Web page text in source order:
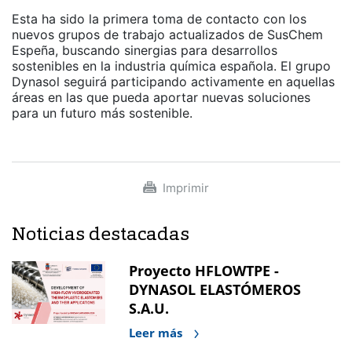
Esta ha sido la primera toma de contacto con los
nuevos grupos de trabajo actualizados de SusChem
Espeña, buscando sinergias para desarrollos
sostenibles en la industria química española. El grupo
Dynasol seguirá participando activamente en aquellas
áreas en las que pueda aportar nuevas soluciones
para un futuro más sostenible.
Imprimir
Noticias destacadas
Proyecto HFLOWTPE -
DYNASOL ELASTÓMEROS
S.A.U.
Leer más